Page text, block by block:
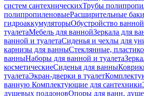
систем сантехническихТрубы
полипропиленовыеРасширительные
гидроаккумуляторыОбустройство
туалетаМебель для ваннойЗеркала для
ванной и туалетаСиденья и чехлы для
карнизы для ванныСтеклянные,
ванныНаборы для ванной и туалета
косметическиеСиденья для ванны
туалетаЭкран-дверки в туалет
ванную Комплектующие для сантехники
душевых поддоновОпоры для ванн,